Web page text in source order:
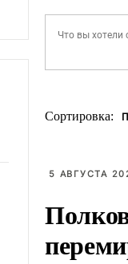
Сортировка:
5 АВГУСТА